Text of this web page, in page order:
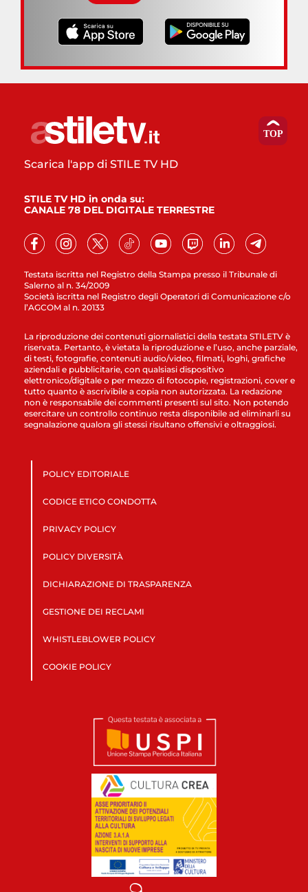
Testata iscritta nel Registro della Stampa presso il Tribunale di
Salerno al n. 34/2009
Società iscritta nel Registro degli Operatori di Comunicazione c/o
l’AGCOM al n. 20133
Scarica l'app di STILE TV HD
STILE TV HD in onda su:
CANALE 78 DEL DIGITALE TERRESTRE
La riproduzione dei contenuti giornalistici della testata STILETV è
riservata. Pertanto, è vietata la riproduzione e l’uso, anche parziale,
di testi, fotografie, contenuti audio/video, filmati, loghi, grafiche
aziendali e pubblicitarie, con qualsiasi dispositivo
elettronico/digitale o per mezzo di fotocopie, registrazioni, cover e
tutto quanto è ascrivibile a copia non autorizzata. La redazione
non è responsabile dei commenti presenti sul sito. Non potendo
esercitare un controllo continuo resta disponibile ad eliminarli su
segnalazione qualora gli stessi risultano offensivi e oltraggiosi.
POLICY EDITORIALE
CODICE ETICO CONDOTTA
PRIVACY POLICY
POLICY DIVERSITÀ
DICHIARAZIONE DI TRASPARENZA
GESTIONE DEI RECLAMI
WHISTLEBLOWER POLICY
COOKIE POLICY